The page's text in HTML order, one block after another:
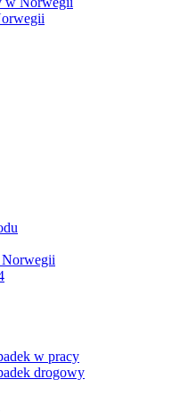
Norwegii
w pracy
drogowy